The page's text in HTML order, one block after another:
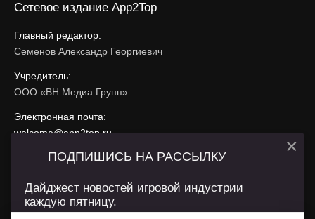
Сетевое издание App2Top
Главный редактор:
Семенов Александр Георгиевич
Учредитель:
ООО «ВН Медиа Групп»
Электронная почта:
welcome@app2top.ru
При использовании материалов активная ссылка на
Сайт использует IP адреса, cookie, данные геолокации
ПОДПИШИСЬ НА РАССЫЛКУ
Дайджест новостей игровой индустрии
каждую пятницу.
×